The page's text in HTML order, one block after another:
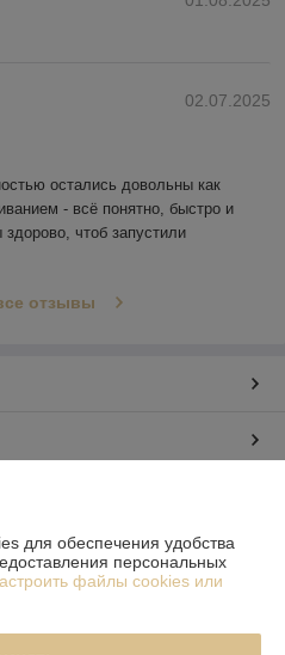
02.07.2025
остались довольны как
- всё понятно, быстро и
чтоб запустили
отзывы
для обеспечения удобства
персональных
файлы cookies или